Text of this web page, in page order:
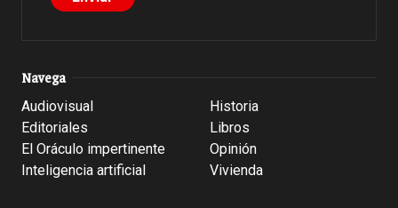
Navega
Audiovisual
Editoriales
El Oráculo impertinente
Inteligencia artificial
Historia
Libros
Opinión
Vivienda